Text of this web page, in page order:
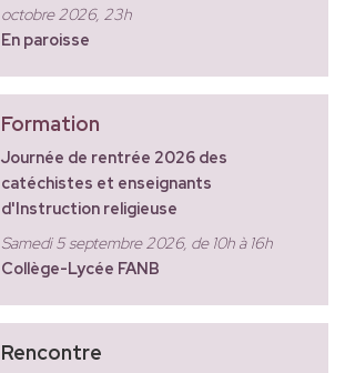
octobre 2026, 23h
En paroisse
Formation
Journée de rentrée 2026 des
catéchistes et enseignants
d'Instruction religieuse
Samedi 5 septembre 2026, de 10h à 16h
Collège-Lycée FANB
Rencontre